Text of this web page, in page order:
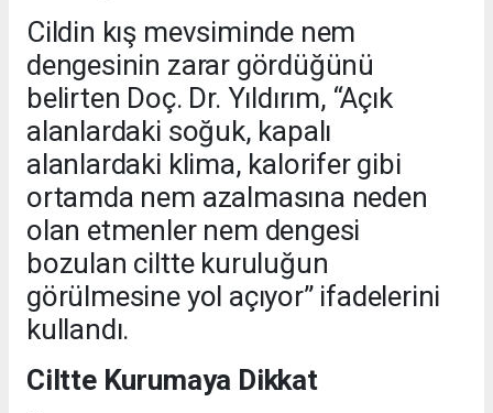
Cildin kış mevsiminde nem
dengesinin zarar gördüğünü
belirten Doç. Dr. Yıldırım, “Açık
alanlardaki soğuk, kapalı
alanlardaki klima, kalorifer gibi
ortamda nem azalmasına neden
olan etmenler nem dengesi
bozulan ciltte kuruluğun
görülmesine yol açıyor” ifadelerini
kullandı.
Ciltte Kurumaya Dikkat